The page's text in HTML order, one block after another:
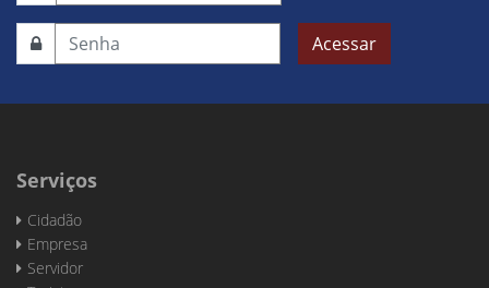
Acessar
Serviços
Cidadão
Empresa
Servidor